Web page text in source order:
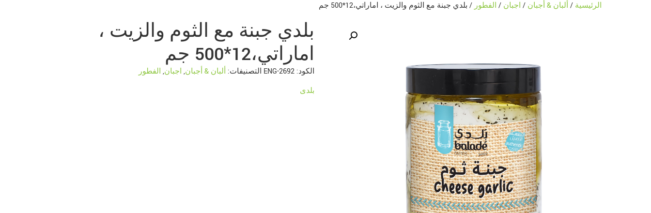
الرئيسية / ألبان & أجبان / اجبان / الفطور / بلدي جبنة مع الثوم والزيت ، اماراتي،12*500 جم
بلدي جبنة مع الثوم والزيت ،
اماراتي،12*500 جم
الكود: 2692-ENG التصنيفات: ألبان & أجبان, اجبان, الفطور
بلدى